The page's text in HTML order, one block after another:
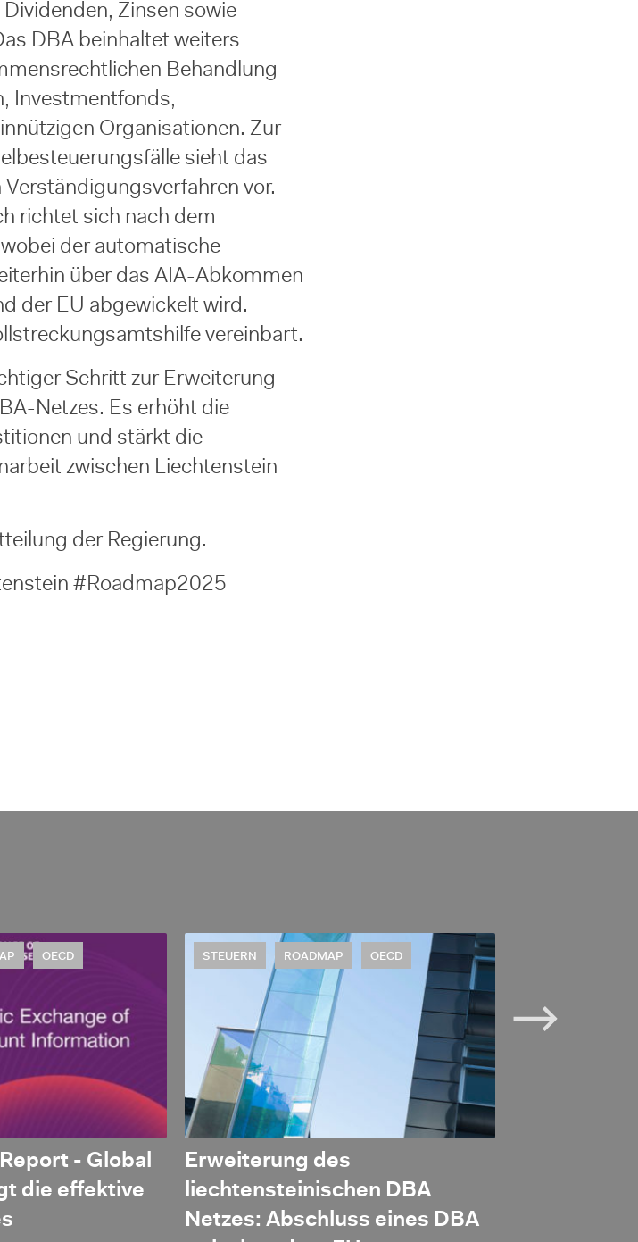
Zinsen sowie
DBA beinhaltet weiters
Behandlung
Investmentfonds,
Organisationen. Zur
sieht das
vor.
richtet sich nach dem
der automatische
über das AIA-Abkommen
der EU abgewickelt wird.
vereinbart.
Schritt zur Erweiterung
Netzes. Es erhöht die
und stärkt die
zwischen Liechtenstein
der Regierung.
#Roadmap2025
OECD
- Global
die effektive
STEUERN ROADMAP OECD
Erweiterung des
liechtensteinischen DBA
Netzes: Abschluss eines DBA